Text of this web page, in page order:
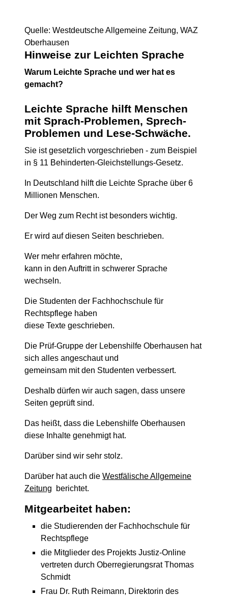
Quelle: Westdeutsche Allgemeine Zeitung, WAZ
Oberhausen
Hinweise zur Leichten Sprache
Warum Leichte Sprache und wer hat es
gemacht?
Leichte Sprache hilft Menschen
mit Sprach-Problemen, Sprech-
Problemen und Lese-Schwäche.
Sie ist gesetzlich vorgeschrieben - zum Beispiel
in § 11 Behinderten-Gleichstellungs-Gesetz.
In Deutschland hilft die Leichte Sprache über 6
Millionen Menschen.
Der Weg zum Recht ist besonders wichtig.
Er wird auf diesen Seiten beschrieben.
Wer mehr erfahren möchte,
kann in den Auftritt in schwerer Sprache
wechseln.
Die Studenten der Fachhochschule für
Rechtspflege haben
diese Texte geschrieben.
Die Prüf-Gruppe der Lebenshilfe Oberhausen hat
sich alles angeschaut und
gemeinsam mit den Studenten verbessert.
Deshalb dürfen wir auch sagen, dass unsere
Seiten geprüft sind.
Das heißt, dass die Lebenshilfe Oberhausen
diese Inhalte genehmigt hat.
Darüber sind wir sehr stolz.
Darüber hat auch die Westfälische Allgemeine
Zeitung
berichtet.
Mitgearbeitet haben:
die Studierenden der Fachhochschule für
Rechtspflege
die Mitglieder des Projekts Justiz-Online
vertreten durch Oberregierungsrat Thomas
Schmidt
Frau Dr. Ruth Reimann, Direktorin des